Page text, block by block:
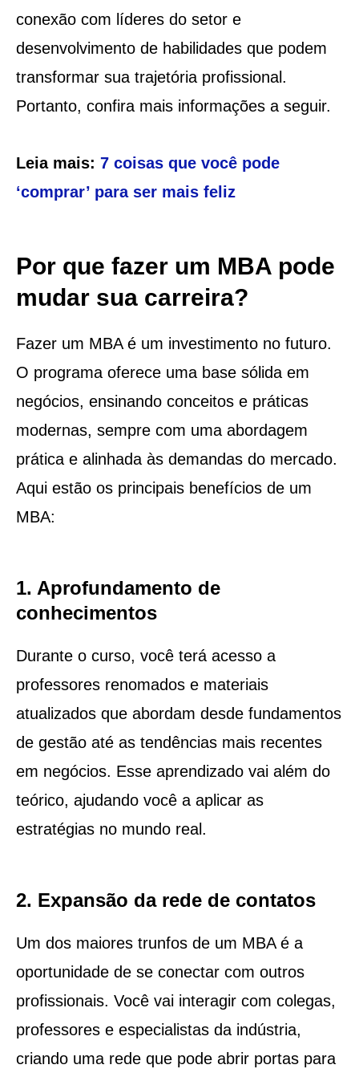
conexão com líderes do setor e
desenvolvimento de habilidades que podem
transformar sua trajetória profissional.
Portanto, confira mais informações a seguir.
Leia mais: 7 coisas que você pode
‘comprar’ para ser mais feliz
Por que fazer um MBA pode
mudar sua carreira?
Fazer um MBA é um investimento no futuro.
O programa oferece uma base sólida em
negócios, ensinando conceitos e práticas
modernas, sempre com uma abordagem
prática e alinhada às demandas do mercado.
Aqui estão os principais benefícios de um
MBA:
1. Aprofundamento de
conhecimentos
Durante o curso, você terá acesso a
professores renomados e materiais
atualizados que abordam desde fundamentos
de gestão até as tendências mais recentes
em negócios. Esse aprendizado vai além do
teórico, ajudando você a aplicar as
estratégias no mundo real.
2. Expansão da rede de contatos
Um dos maiores trunfos de um MBA é a
oportunidade de se conectar com outros
profissionais. Você vai interagir com colegas,
professores e especialistas da indústria,
criando uma rede que pode abrir portas para